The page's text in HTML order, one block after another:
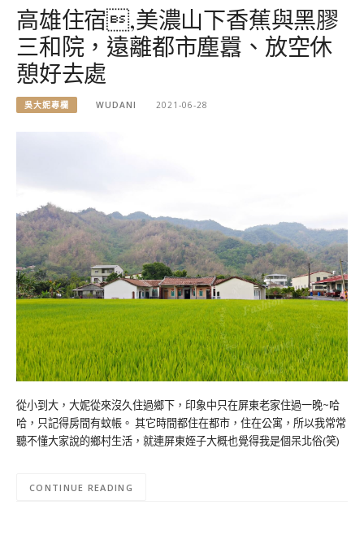
高雄住宿,美濃山下香蕉與黑膠
三和院，遠離都市塵囂、放空休
憩好去處
吳大妮專欄 WUDANI 2021-06-28
從小到大，大妮從來沒久住過鄉下，印象中只在屏東老家住過一晚~哈
哈，只記得房間有蚊帳。 其它時間都住在都市，住在公寓，所以我常常
聽不懂大家說的鄉村生活，就連屏東姪子大概也覺得我是個呆北俗(笑)
CONTINUE READING